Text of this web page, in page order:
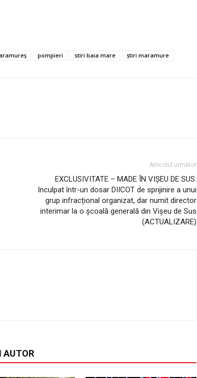
pompieri stiri baia mare știri maramure
Articolul următor
EXCLUSIVITATE – MADE ÎN VIȘEU DE SUS:
Inculpat într-un dosar DIICOT de sprijinire a unui
grup infracțional organizat, dar numit director
interimar la o școală generală din Vișeu de Sus
(ACTUALIZARE)
AUTOR